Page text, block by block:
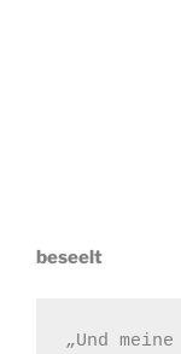
beseelt
„Und